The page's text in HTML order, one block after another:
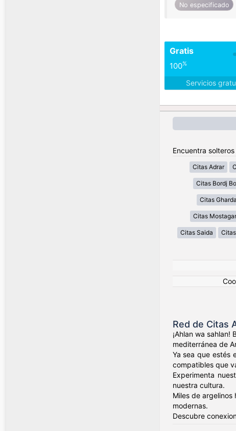
No especificado
Gratis
100%
Servicios
Encuentra
Citas Adrar
Citas Bordj
Citas
Citas
Citas Saida
Red de Citas
¡Ahlan wa
mediterránea de
Ya sea que estés
compatibles que
Experimenta
nuestra cultura.
Miles de
modernas.
Descubre